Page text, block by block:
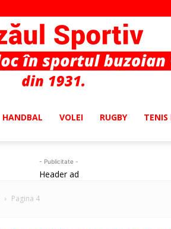
HANDBAL VOLEI RUGBY TENIS
- Publicitate -
Header ad
Pagina 4